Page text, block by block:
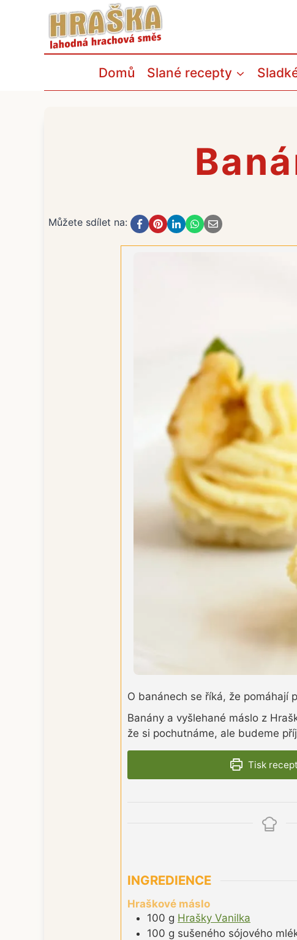
Domů Slané recepty
Můžete sdílet na:
O banánech se říká, že pomáhají
Banány a vyšlehané máslo z
že si pochutnáme, ale budeme
Tisk
INGREDIENCE
Hraškové máslo
100 g Hrašky Vanilka
100 g sušeného sójového